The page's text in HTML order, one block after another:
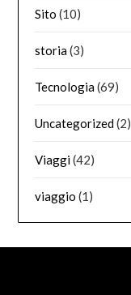
Sito (10)
storia(3)
Tecnologia(69)
Uncategorized(2)
Viaggi(42)
viaggio (1)